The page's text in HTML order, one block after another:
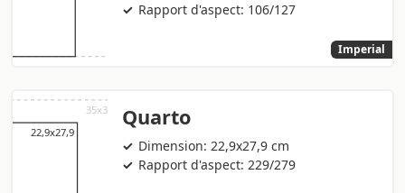
Rapport d'aspect: 106/127
Imperial
Quarto
Dimension: 22,9x27,9 cm
Rapport d'aspect: 229/279